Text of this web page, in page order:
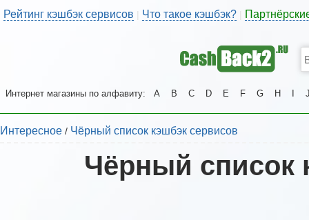
Рейтинг кэшбэк сервисов | Что такое кэшбэк?
Интернет магазины по алфавиту: A B C D E F G H
Интересное / Чёрный список кэшбэк сервисов
Чёрный список